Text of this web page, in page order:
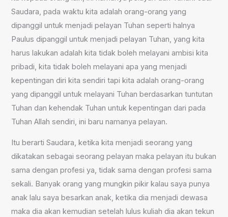
Saudara, pada waktu kita adalah orang-orang yang
dipanggil untuk menjadi pelayan Tuhan seperti halnya
Paulus dipanggil untuk menjadi pelayan Tuhan, yang kita
harus lakukan adalah kita tidak boleh melayani ambisi kita
pribadi, kita tidak boleh melayani apa yang menjadi
kepentingan diri kita sendiri tapi kita adalah orang-orang
yang dipanggil untuk melayani Tuhan berdasarkan tuntutan
Tuhan dan kehendak Tuhan untuk kepentingan dari pada
Tuhan Allah sendiri, ini baru namanya pelayan.
Itu berarti Saudara, ketika kita menjadi seorang yang
dikatakan sebagai seorang pelayan maka pelayan itu bukan
sama dengan profesi ya, tidak sama dengan profesi sama
sekali. Banyak orang yang mungkin pikir kalau saya punya
anak lalu saya besarkan anak, ketika dia menjadi dewasa
maka dia akan kemudian setelah lulus kuliah dia akan tekun